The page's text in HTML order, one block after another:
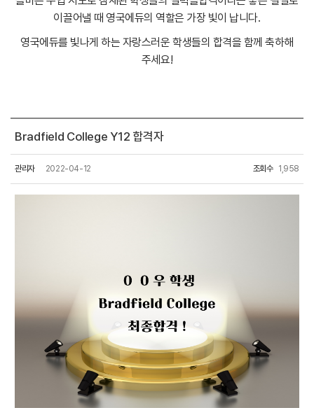
이끌어낼 때 영국에듀의 역할은 가장 빛이 납니다.
영국에듀를 빛나게 하는 자랑스러운 학생들의 합격을 함께 축하해
주세요!
Bradfield College Y12 합격자
관리자 2022-04-12 조회수 1,958